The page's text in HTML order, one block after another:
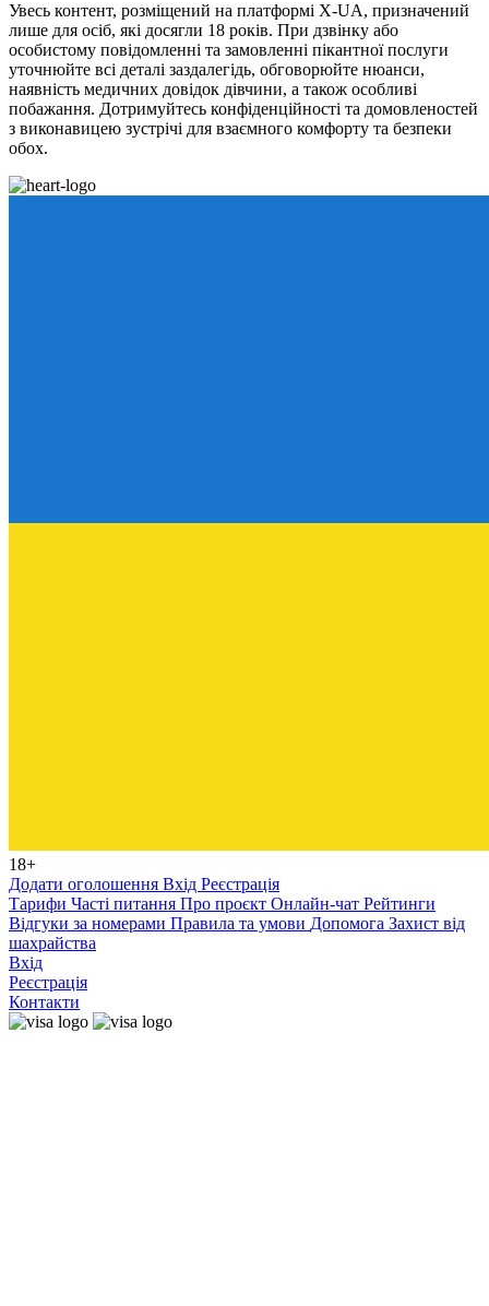
Увесь контент, розміщений на платформі X-UA, призначений
лише для осіб, які досягли 18 років. При дзвінку або
особистому повідомленні та замовленні пікантної послуги
уточнюйте всі деталі заздалегідь, обговорюйте нюанси,
наявність медичних довідок дівчини, а також особливі
побажання. Дотримуйтесь конфіденційності та домовленостей
з виконавицею зустрічі для взаємного комфорту та безпеки
обох.
18+
Додати оголошення Вхід Реєстрація
Тарифи Часті питання Про проєкт Онлайн-чат Рейтинги
Відгуки за номерами Правила та умови Допомога Захист від
шахрайства
Вхід
Реєстрація
Контакти